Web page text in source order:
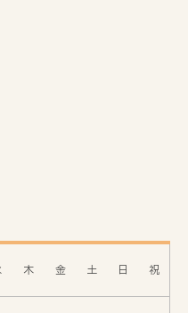
木 金 土 日 祝